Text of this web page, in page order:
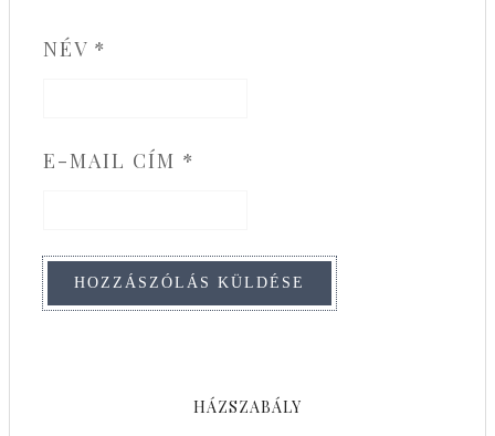
NÉV *
E-MAIL CÍM *
HÁZSZABÁLY